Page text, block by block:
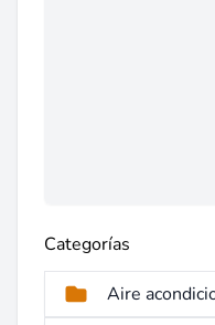
Categorías
Aire